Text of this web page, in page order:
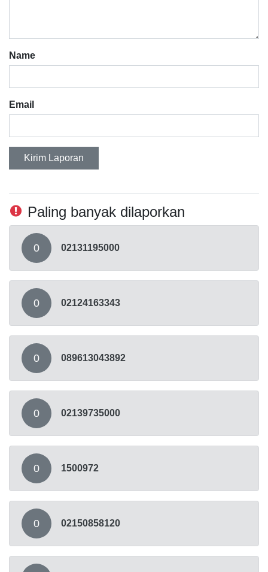
Name
Email
Kirim Laporan
Paling banyak dilaporkan
0 02131195000
0 02124163343
0 089613043892
0 02139735000
0 1500972
0 02150858120